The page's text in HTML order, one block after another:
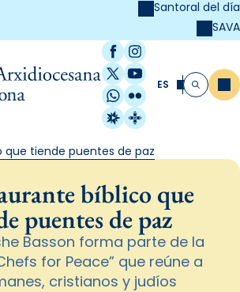
Santoral del día
SAVA
Facebook
Instagram
X / Twitter
YouTube
WhatsApp
Flickr
Radio Estel
Catalunya
ES Buscar
que tiende puentes de paz
bíblico que
puentes de paz
Basson forma parte de la
for Peace” que reúne a
cristianos y judíos